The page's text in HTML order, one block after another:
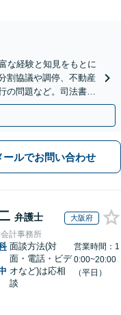
な経験と知見をもとに
割協議や調停、不動産
の問題など。司法書士
ン面談可】
ールでお問い合わせ
弁護士 大阪府
計事務所
面談方法(対
面・電話・ビデ
オなど)は応相
談
営業時間：1
0:00~20:00
（平日）